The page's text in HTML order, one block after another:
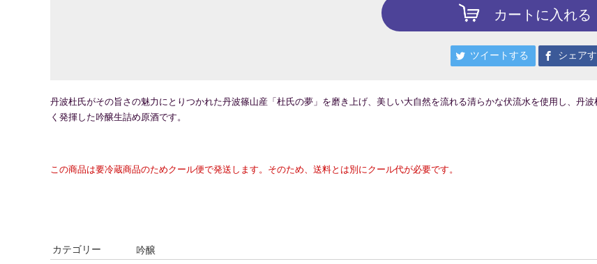
カートに入れる
ツイートする シェア
丹波杜氏がその旨さの魅力にとりつかれた丹波篠山産「杜氏の夢」を磨き上げ、美しい大自然を流れる清らかな伏流水を使用し、丹
く発揮した吟醸生詰め原酒です。
この商品は要冷蔵商品のためクール便で発送します。 そのため、送料とは別にクール代が必要です。
カテゴリー 吟醸